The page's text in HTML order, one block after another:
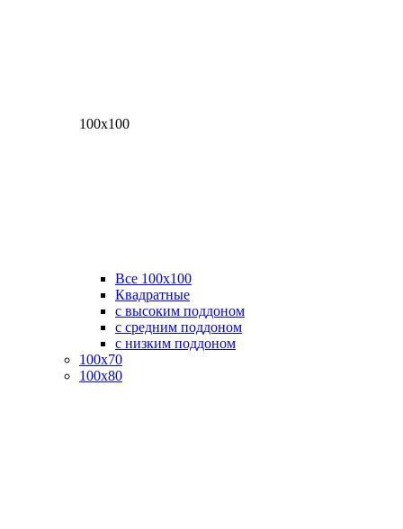
100х100
Все 100х100
Квадратные
с высоким поддоном
с средним поддоном
с низким поддоном
100х70
100х80